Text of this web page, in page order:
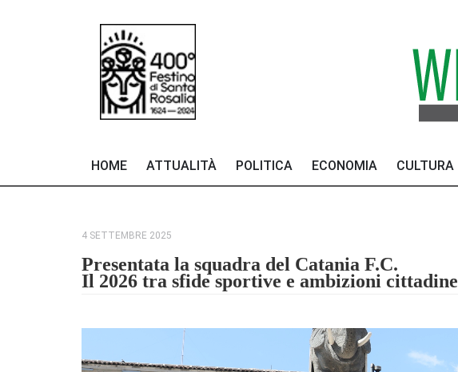
HOME ATTUALITÀ POLITICA ECONOMIA CULTURA
4 SETTEMBRE 2025
Presentata la squadra del Catania F.C.
Il 2026 tra sfide sportive e ambizioni cittadine